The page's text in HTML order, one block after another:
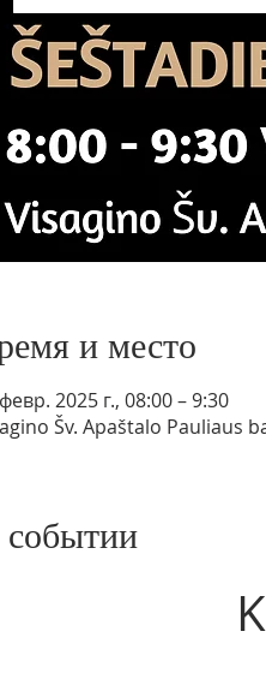
и место
2025 г., 08:00 – 9:30
Šv. Apaštalo Pauliaus